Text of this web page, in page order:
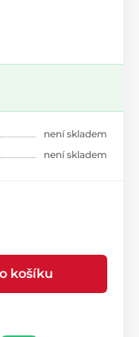
není skladem
není skladem
košíku